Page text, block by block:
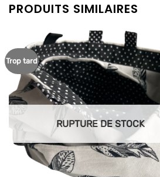
PRODUITS SIMILAIRES
Trop tard
RUPTURE DE STOCK